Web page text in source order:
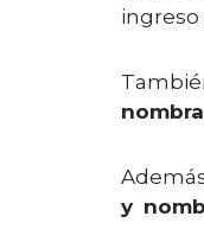
ingreso
y